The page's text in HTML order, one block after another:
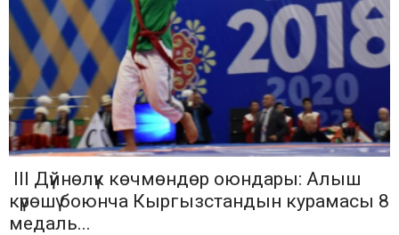
III Дүйнөлүк көчмөндөр оюндары: Алыш
күрөшү боюнча Кыргызстандын курамасы 8
медаль...